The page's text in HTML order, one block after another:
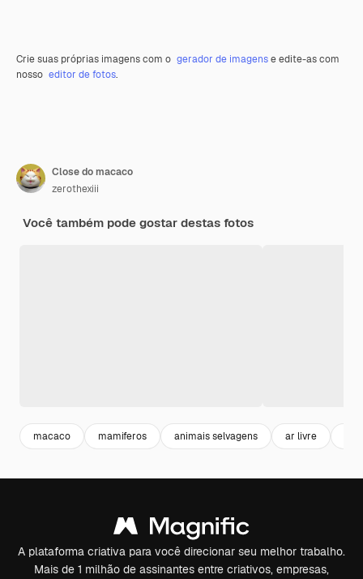
Crie suas próprias imagens com o gerador de imagense edite-as com
nosso editor de fotos.
Close do macaco
zerothexiii
Você também pode gostar destas fotos
macaco mamiferos animais selvagens ar livre
A plataforma criativa para você direcionar seu melhor trabalho.
Mais de 1 milhão de assinantes entre criativos, empresas,